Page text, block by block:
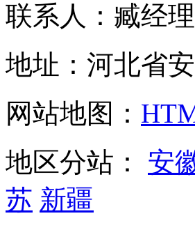
联系人：臧经
地址：河北省
网站地图：
地区分站： 安
苏 新疆